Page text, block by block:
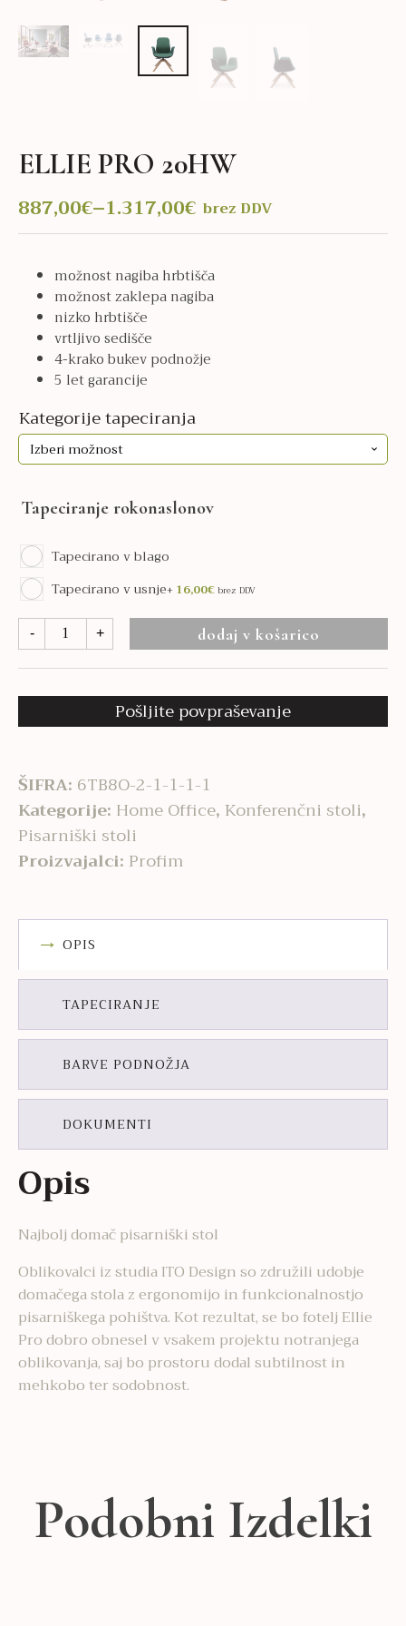
ELLIE PRO 20HW
887,00€–1.317,00€
Cenovni
razpon:
od
887,00€
do
1.317,00€
brez DDV
možnost nagiba hrbtišča
možnost zaklepa nagiba
nizko hrbtišče
vrtljivo sedišče
4-krako bukev podnožje
5 let garancije
Kategorije tapeciranja
Tapeciranje rokonaslonov
Tapecirano v blago
Tapecirano v usnje+ 16,00€ brez DDV
- Ellie
20HW
+ dodaj v košarico
Pošljite povpraševanje
ŠIFRA: 6TB8O-2-1-1-1-1
Kategorije: Home Office,Konferenčni stoli,
Pisarniški stoli
Proizvajalci: Profim
OPIS
TAPECIRANJE
BARVE PODNOŽJA
DOKUMENTI
Opis
Najbolj domač pisarniški stol
Oblikovalci iz studia ITO Design so združili udobje
domačega stola z ergonomijo in funkcionalnostjo
pisarniškega pohištva. Kot rezultat, se bo fotelj Ellie
Pro dobro obnesel v vsakem projektu notranjega
oblikovanja, saj bo prostoru dodal subtilnost in
mehkobo ter sodobnost.
Podobni Izdelki